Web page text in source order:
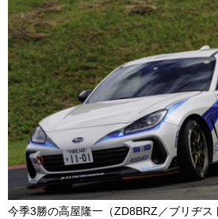
今季3勝の高屋隆一（ZD8BRZ／ブリヂ